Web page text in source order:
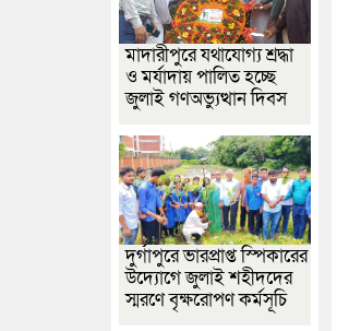
মাদারীপুরে যথাযোগ্য শ্রদ্ধা
ও মর্যাদায় পালিত হচ্ছে
জুলাই গণঅভ্যুত্থান দিবস
দুর্গাপুরে ভারপ্রাপ্ত স্পিকারের
উদ্যোগে জুলাই শহীদদের
স্মরণে বৃক্ষরোপণ কর্মসূচি